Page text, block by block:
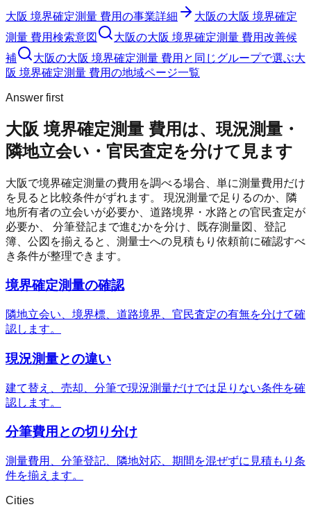
大阪 境界確定測量 費用の事業詳細
大阪の大阪 境界確定
測量 費用検索意図
大阪の大阪 境界確定測量 費用改善候
補
大阪の大阪 境界確定測量 費用と同じグループで選ぶ大
阪 境界確定測量 費用の地域ページ一覧
Answer first
大阪 境界確定測量 費用は、現況測量・
隣地立会い・官民査定を分けて見ます
大阪で境界確定測量の費用を調べる場合、単に測量費用だけ
を見ると比較条件がずれます。 現況測量で足りるのか、隣
地所有者の立会いが必要か、道路境界・水路との官民査定が
必要か、 分筆登記まで進むかを分け、既存測量図、登記
簿、公図を揃えると、測量士への見積もり依頼前に確認すべ
き条件が整理できます。
境界確定測量の確認
隣地立会い、境界標、道路境界、官民査定の有無を分けて確
認します。
現況測量との違い
建て替え、売却、分筆で現況測量だけでは足りない条件を確
認します。
分筆費用との切り分け
測量費用、分筆登記、隣地対応、期間を混ぜずに見積もり条
件を揃えます。
Cities